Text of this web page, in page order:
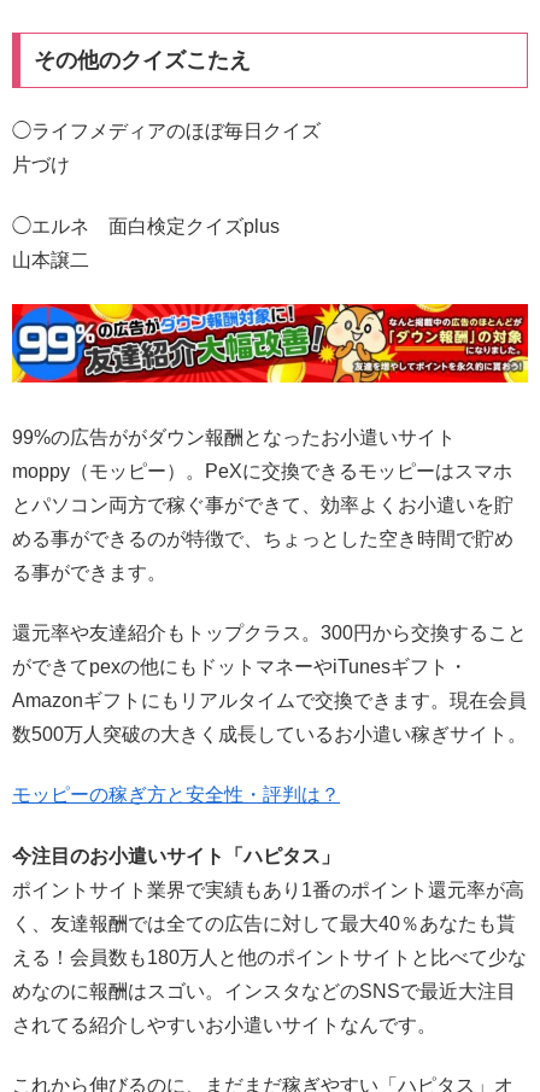
その他のクイズこたえ
◯ライフメディアのほぼ毎日クイズ
片づけ
◯エルネ 面白検定クイズplus
山本譲二
99%の広告ががダウン報酬となったお小遣いサイト
moppy（モッピー）。PeXに交換できるモッピーはスマホ
とパソコン両方で稼ぐ事ができて、効率よくお小遣いを貯
める事ができるのが特徴で、ちょっとした空き時間で貯め
る事ができます。
還元率や友達紹介もトップクラス。300円から交換すること
ができてpexの他にもドットマネーやiTunesギフト・
Amazonギフトにもリアルタイムで交換できます。現在会員
数500万人突破の大きく成長しているお小遣い稼ぎサイト。
モッピーの稼ぎ方と安全性・評判は？
今注目のお小遣いサイト「ハピタス」
ポイントサイト業界で実績もあり1番のポイント還元率が高
く、友達報酬では全ての広告に対して最大40％あなたも貰
える！会員数も180万人と他のポイントサイトと比べて少な
めなのに報酬はスゴい。インスタなどのSNSで最近大注目
されてる紹介しやすいお小遣いサイトなんです。
これから伸びるのに、まだまだ稼ぎやすい「ハピタス」オ